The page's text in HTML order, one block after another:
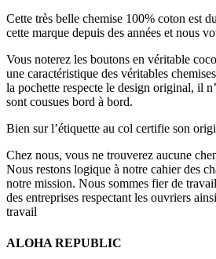
Cette très belle chemise 100% coton est
cette marque depuis des années et nous
Vous noterez les boutons en véritable
une caractéristique des véritables
la pochette respecte le design original, il
sont cousues bord à bord.
Bien sur l’étiquette au col certifie son
Chez nous, vous ne trouverez aucune
Nous restons logique à notre cahier des
notre mission. Nous sommes fier de
des entreprises respectant les ouvriers
travail
ALOHA REPUBLIC